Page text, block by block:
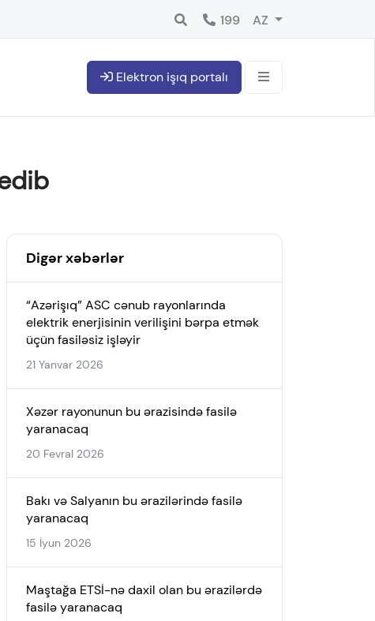
199 AZ
Elektron işıq portalı
Digər xəbərlər
“Azərişıq” ASC cənub rayonlarında
elektrik enerjisinin verilişini bərpa etmək
üçün fasiləsiz işləyir
21 Yanvar 2026
Xəzər rayonunun bu ərazisində fasilə
yaranacaq
20 Fevral 2026
Bakı və Salyanın bu ərazilərində fasilə
yaranacaq
15 İyun 2026
Maştağa ETSİ-nə daxil olan bu ərazilərdə
fasilə yaranacaq